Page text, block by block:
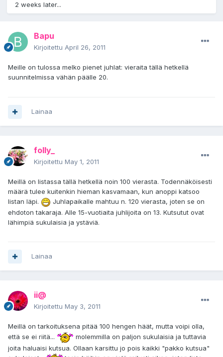
2 weeks later...
Bapu
Kirjoitettu April 26, 2011
Meille on tulossa melko pienet juhlat: vieraita tällä hetkellä
suunnitelmissa vähän päälle 20.
Lainaa
folly_
Kirjoitettu May 1, 2011
Meillä on listassa tällä hetkellä noin 100 vierasta. Todennäköisesti
määrä tulee kuitenkin hieman kasvamaan, kun anoppi katsoo
listan läpi.
Juhlapaikalle mahtuu n. 120 vierasta, joten se on
ehdoton takaraja. Alle 15-vuotiaita juhlijoita on 13. Kutsutut ovat
lähimpiä sukulaisia ja ystäviä.
Lainaa
ii@
Kirjoitettu May 3, 2011
Meillä on tarkoituksena pitää 100 hengen häät, mutta voipi olla,
että se ei riitä...
molemmilla on paljon sukulaisia ja tuttavia
joita haluaisi kutsua. Ollaan karsittu jo pois kaikki "pakko kutsua"